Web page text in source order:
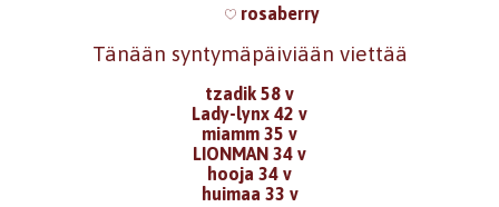
rosaberry
Tänään syntymäpäiviään viettää
tzadik 58 v
Lady-lynx 42 v
miamm 35 v
LIONMAN 34 v
hooja 34 v
huimaa 33 v